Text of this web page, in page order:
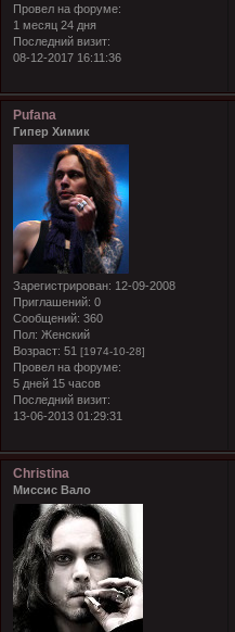
Провел на форуме:
1 месяц 24 дня
Последний визит:
08-12-2017 16:11:36
Pufana
Гипер Химик
Зарегистрирован: 12-09-2008
Приглашений: 0
Сообщений: 360
Пол: Женский
Возраст: 51 [1974-10-28]
Провел на форуме:
5 дней 15 часов
Последний визит:
13-06-2013 01:29:31
Christina
Миссис Вало